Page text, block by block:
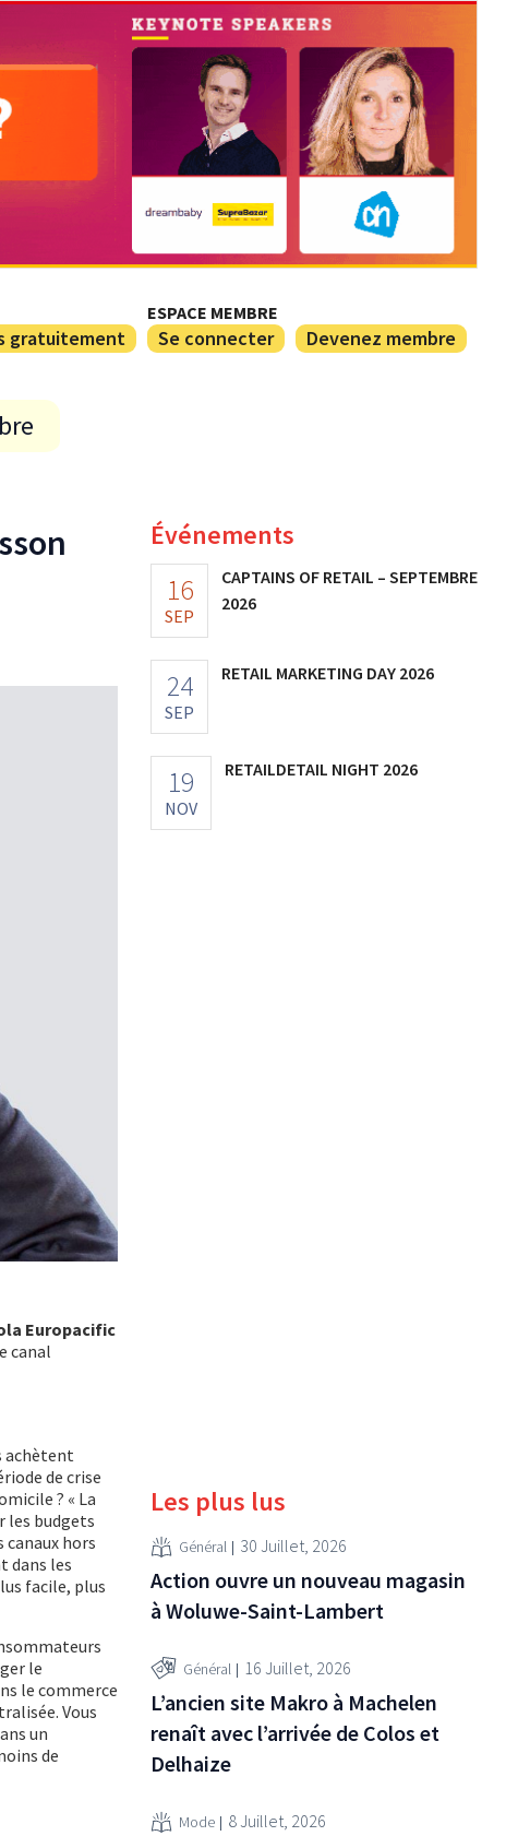
gratuitement
ESPACE MEMBRE
Se connecter Devenez membre
Europacific
canal
achètent
de crise
? « La
les budgets
hors
dans les
facile, plus
le
le commerce
Vous
un
de
Événements
16
SEP
CAPTAINS OF RETAIL – SEPTEMBRE
2026
24
SEP
RETAIL MARKETING DAY 2026
19
NOV
RETAILDETAIL NIGHT 2026
Les plus lus
Général 30 Juillet, 2026
Action ouvre un nouveau magasin
à Woluwe-Saint-Lambert
Général 16 Juillet, 2026
L’ancien site Makro à Machelen
renaît avec l’arrivée de Colos et
Delhaize
Mode 8 Juillet, 2026